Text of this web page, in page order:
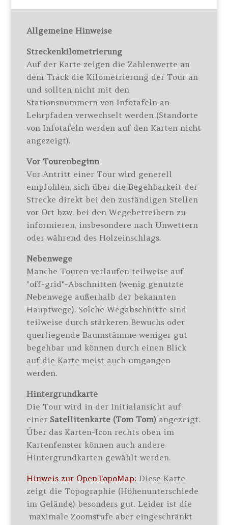
Allgemeine Hinweise
Streckenkilometrierung
Auf der Karte zeigen die Zahlenwerte an
dem Track die Kilometrierung der Tour an
und sollten nicht mit den
Stationsnummern von Infotafeln an
Lehrpfaden verwechselt werden (Standorte
von Infotafeln werden auf den Karten nicht
angezeigt).
Vor Tourenbeginn
Vor Antritt einer Tour wird generell
empfohlen, sich über die Begehbarkeit der
Strecke direkt bei den zuständigen Stellen
vor Ort bzw. bei den Wegebetreibern zu
informieren, insbesondere nach Unwettern
oder während des Holzeinschlags.
Nebenwege
Manche Touren verlaufen teilweise auf
"off-grid"-Abschnitten (wenig genutzte
Nebenwege außerhalb der bekannten
Hauptwege). Solche Wegabschnitte sind
teilweise durch stärkeren Bewuchs oder
querliegende Baumstämme weniger gut
begehbar und können durch einen Blick
auf die Karte meist auch umgangen
werden.
Hintergrundkarte
Die Tour wird in der Initialansicht auf
einer Satellitenkarte (Tom Tom) angezeigt.
Über das Karten-Icon rechts oben im
Kartenfenster können auch andere
Hintergrundkarten gewählt werden.
Hinweis zur OpenTopoMap: Diese Karte
zeigt die Topographie (Höhenunterschiede
im Gelände) besonders gut. Leider ist die
maximale Zoomstufe aber eingeschränkt